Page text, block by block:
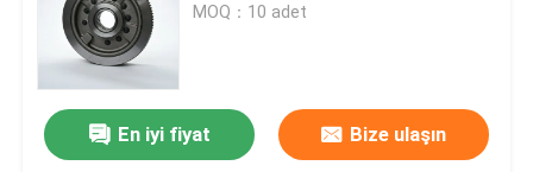
MOQ：10 adet
En iyi fiyat Bize ulaşın